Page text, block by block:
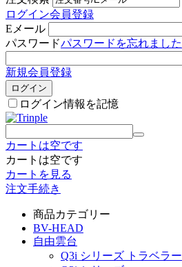
ログイン会員登録
Eメール
パスワードパスワードを忘れました
新規会員登録
ログイン
ログイン情報を記憶
カートは空です
カートは空です
カートを見る
注文手続き
商品カテゴリー
BV-HEAD
自由雲台
Q3i シリーズ トラベラー